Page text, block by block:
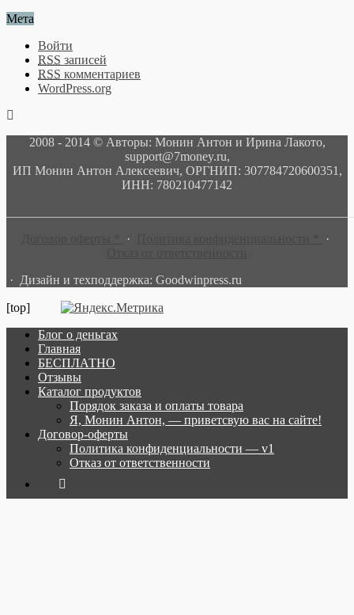
Мета
Войти
RSS записей
RSS комментариев
WordPress.org
2008 - 2014 © Авторы: Монин Антон и Ирина Лакото,
support@7money.ru,
ИП Монин Антон Алексеевич, ОРГНИП: 307784720600351,
ИНН: 780210477142
·
·
· Дизайн и техподдержка: Goodwinpress.ru
[top]
Блог о деньгах
Главная
БЕСПЛАТНО
Отзывы
Каталог продуктов
Порядок заказа и оплаты товара
Я, Монин Антон, — приветсвую вас на сайте!
Договор-оферты
Политика конфиденциальности — v1
Отказ от ответственности